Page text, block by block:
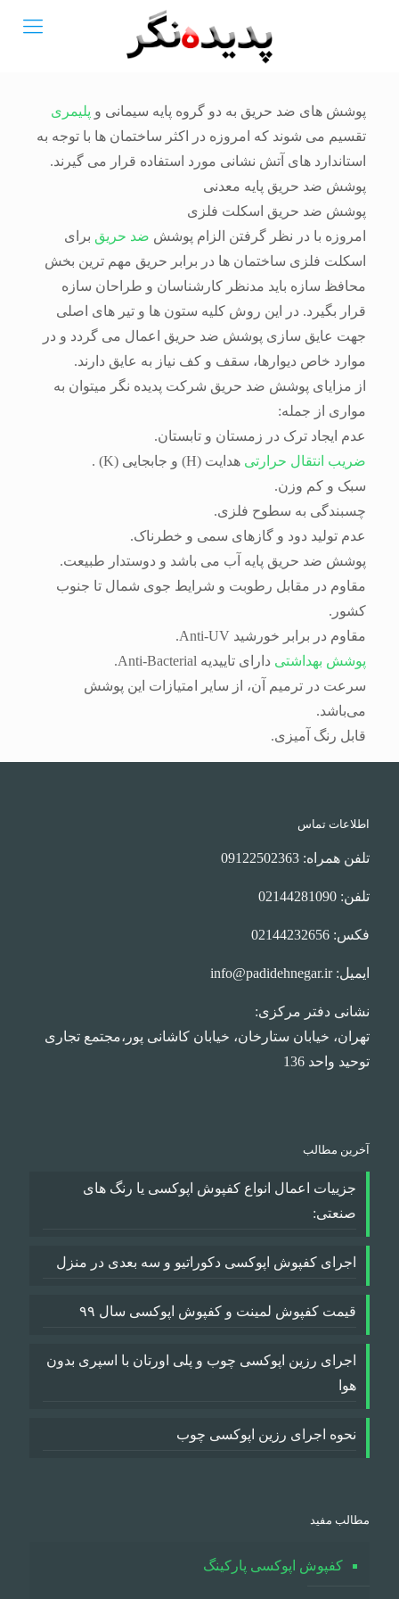
پوشش های ضد حریق به دو گروه پایه سیمانی و پلیمری
تقسیم می شوند که امروزه در اکثر ساختمان ها با توجه به
استاندارد های آتش نشانی مورد استفاده قرار می گیرند.
پوشش ضد حریق پایه معدنی
پوشش ضد حریق اسکلت فلزی
امروزه با در نظر گرفتن الزام پوشش ضد حریق برای
اسکلت فلزی ساختمان ها در برابر حریق مهم ترین بخش
محافظ سازه باید مدنظر کارشناسان و طراحان سازه
قرار بگیرد. در این روش کلیه ستون ها و تیر های اصلی
جهت عایق سازی پوشش ضد حریق اعمال می گردد و در
موارد خاص دیوارها، سقف و کف نیاز به عایق دارند.
از مزایای پوشش ضد حریق شرکت پدیده نگر میتوان به
مواری از جمله:
عدم ایجاد ترک در زمستان و تابستان.
ضریب انتقال حرارتی هدایت (H) و جابجایی (K) .
سبک و کم وزن.
چسبندگی به سطوح فلزی.
عدم تولید دود و گازهای سمی و خطرناک.
پوشش ضد حریق پایه آب می باشد و دوستدار طبیعت.
مقاوم در مقابل رطوبت و شرایط جوی شمال تا جنوب
کشور.
مقاوم در برابر خورشید Anti-UV.
پوشش بهداشتی دارای تاییدیه Anti-Bacterial.
سرعت در ترمیم آن، از سایر امتیازات این پوشش
می‌باشد.
قابل رنگ آمیزی.
اطلاعات تماس
تلفن همراه: 09122502363
تلفن: 02144281090
فکس: 02144232656
ایمیل: info@padidehnegar.ir
نشانی دفتر مرکزی:
تهران، خیابان ستارخان، خیابان کاشانی پور،مجتمع تجاری
توحید واحد 136
آخرین مطالب
جزییات اعمال انواع کفپوش اپوکسی یا رنگ های
صنعتی:
اجرای کفپوش اپوکسی دکوراتیو و سه بعدی در منزل
قیمت کفپوش لمینت و کفپوش اپوکسی سال ۹۹
اجرای رزین اپوکسی چوب و پلی اورتان با اسپری بدون
هوا
نحوه اجرای رزین اپوکسی چوب
مطالب مفید
کفپوش اپوکسی پارکینگ